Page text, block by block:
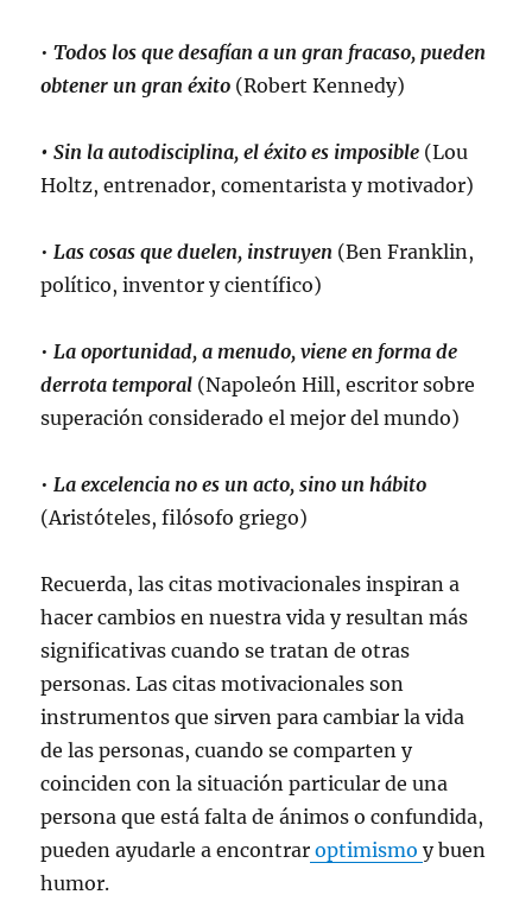
•Todos los que desafían a un gran fracaso, pueden
obtener un gran éxito (Robert Kennedy)
• Sin la autodisciplina, el éxito es imposible (Lou
Holtz, entrenador, comentarista y motivador)
•Las cosas que duelen, instruyen (Ben Franklin,
político, inventor y científico)
•La oportunidad, a menudo, viene en forma de
derrota temporal (Napoleón Hill, escritor sobre
superación considerado el mejor del mundo)
•La excelencia no es un acto, sino un hábito
(Aristóteles, filósofo griego)
Recuerda, las citas motivacionales inspiran a
hacer cambios en nuestra vida y resultan más
significativas cuando se tratan de otras
personas. Las citas motivacionales son
instrumentos que sirven para cambiar la vida
de las personas, cuando se comparten y
coinciden con la situación particular de una
persona que está falta de ánimos o confundida,
pueden ayudarle a encontrar optimismoy buen
humor.